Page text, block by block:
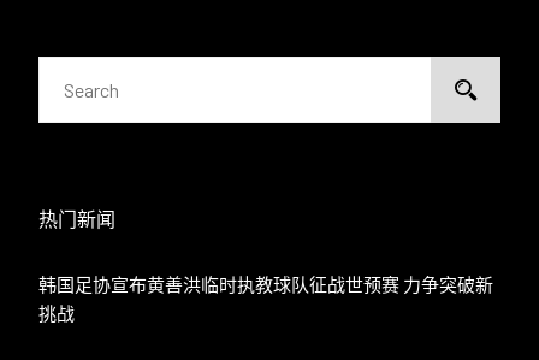
热门新闻
韩国足协宣布黄善洪临时执教球队征战世预赛 力争突破新
挑战